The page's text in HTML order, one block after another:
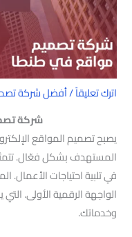
اترك تعليقاً/أفضل شركة
شركة
يصبح تصميم المواقع
المستهدف بشكل فعّال.
في تلبية احتياجات الأعمال.
الواجهة الرقمية الأولى.
وخدماتك.